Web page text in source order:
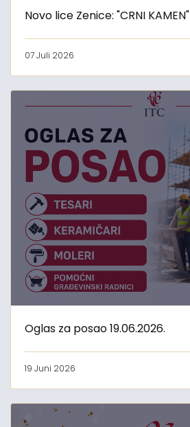
Novo lice Zenice: "CRNI KAMEN"
07 Juli 2026
Oglas za posao 19.06.2026.
19 Juni 2026